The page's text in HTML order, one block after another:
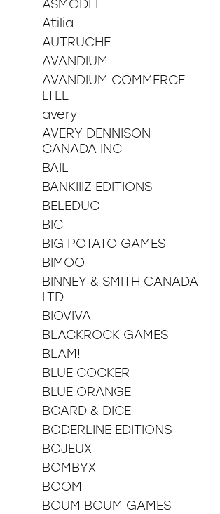
36 pièces
49 pièces
54 pièces
150 pièces xxl
200 pièces xxl
250 pièces
300 pièces xxl
ASMODEE
Atilia
AUTRUCHE
AVANDIUM
AVANDIUM COMMERCE
LTEE
avery
AVERY DENNISON
CANADA INC
BAIL
BANKIIIZ EDITIONS
BELEDUC
BIC
BIG POTATO GAMES
BIMOO
BINNEY & SMITH CANADA
LTD
BIOVIVA
BLACKROCK GAMES
BLAM!
BLUE COCKER
BLUE ORANGE
BOARD & DICE
BODERLINE EDITIONS
BOJEUX
BOMBYX
BOOM
BOUM BOUM GAMES